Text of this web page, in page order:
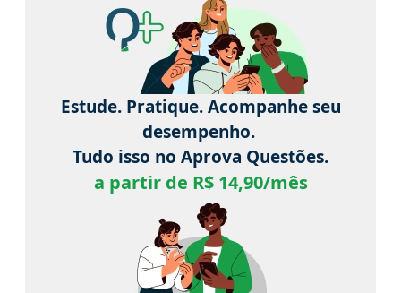
Estude. Pratique. Acompanhe seu
desempenho.
Tudo isso no Aprova Questões.
a partir de R$ 14,90/mês